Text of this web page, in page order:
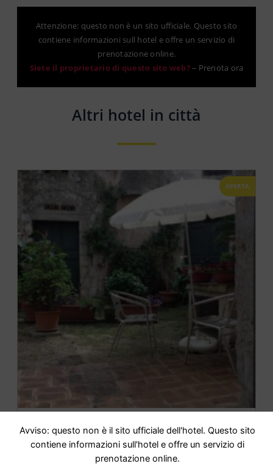
Attenzione: questo non è un sito ufficiale. Questo sito
contiene informazioni sull hotel e offre un servizio di
prenotazione online.
Siete il proprietario di questo sito web?– Prenota ora
Altri hotel in città
OFERTA
A Casa di Irene
IR AL HOTEL
Avviso: questo non è il sito ufficiale dell'hotel. Questo sito
contiene informazioni sull'hotel e offre un servizio di
prenotazione online.